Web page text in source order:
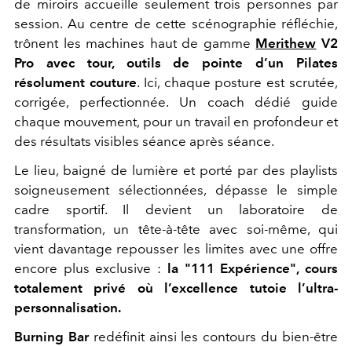
de miroirs accueille seulement trois personnes par
session. Au centre de cette scénographie réfléchie,
trônent les machines haut de gamme Merithew V2
Pro avec tour, outils de pointe d’un Pilates
résolument couture. Ici, chaque posture est scrutée,
corrigée, perfectionnée.
Un coach dédié guide
chaque mouvement, pour un travail en profondeur et
des résultats visibles séance après séance.
Le lieu, baigné de lumière et porté par des playlists
soigneusement sélectionnées, dépasse le simple
cadre sportif. Il devient un laboratoire de
transformation, un tête-à-tête avec soi-même, qui
vient davantage repousser les limites avec une offre
encore plus exclusive : la "111 Expérience", cours
totalement privé où l’excellence tutoie l’ultra-
personnalisation.
Burning Barredéfinit ainsi les contours du bien-être